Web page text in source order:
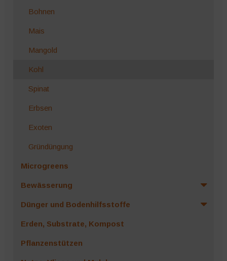
Bohnen
Mais
Mangold
Kohl
Spinat
Erbsen
Exoten
Gründüngung
Microgreens
Bewässerung
Dünger und Bodenhilfsstoffe
Erden, Substrate, Kompost
Pflanzenstützen